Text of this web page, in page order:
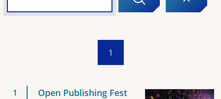
1
Open Publishing Fest